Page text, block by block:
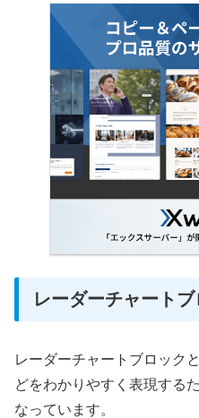
レーダーチャート
レーダーチャートブロック
どをわかりやすく表現する
なっています。